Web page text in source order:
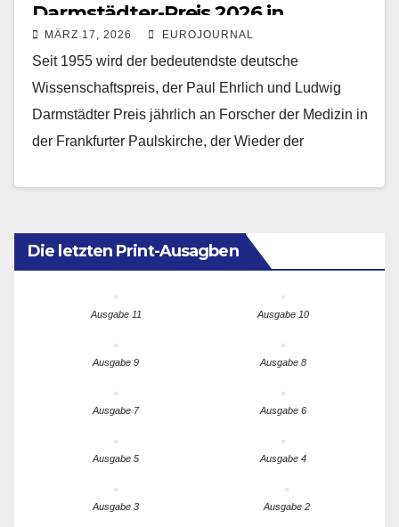
Darmstädter-Preis 2026 in
Frankfurt verliehen
MÄRZ 17, 2026 EUROJOURNAL
Seit 1955 wird der bedeutendste deutsche
Wissenschaftspreis, der Paul Ehrlich und Ludwig
Darmstädter Preis jährlich an Forscher der Medizin in
der Frankfurter Paulskirche, der Wieder der
Die letzten Print-Ausagben
Ausgabe 11 Ausgabe 10
Ausgabe 9 Ausgabe 8
Ausgabe 7 Ausgabe 6
Ausgabe 5 Ausgabe 4
Ausgabe 3 Ausgabe 2